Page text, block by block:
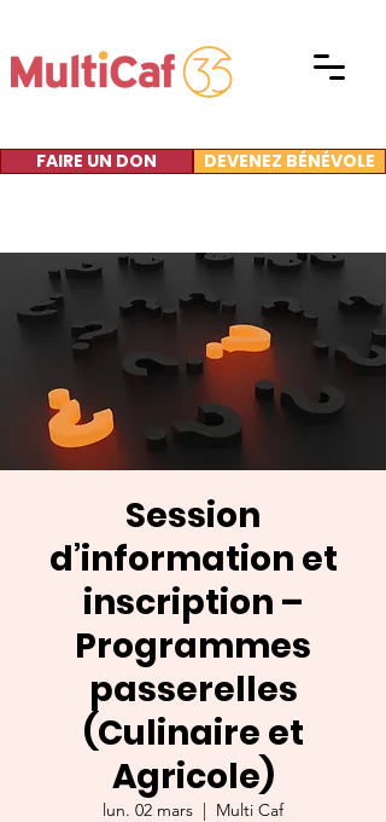
FAIRE UN DON DEVENEZ BÉNÉVOLE
Session
d’information et
inscription –
Programmes
passerelles
(Culinaire et
Agricole)
lun. 02 mars
  |
Multi Caf